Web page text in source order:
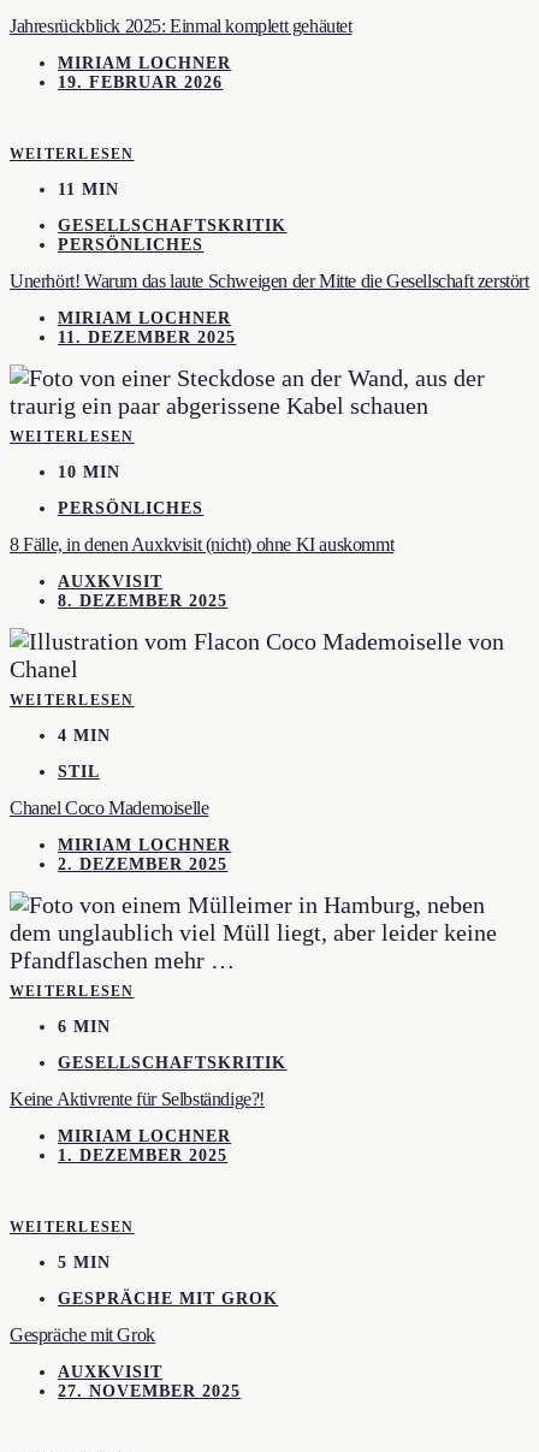
Jahresrückblick 2025: Einmal komplett gehäutet
MIRIAM LOCHNER
19. FEBRUAR 2026
WEITERLESEN
11 MIN
GESELLSCHAFTSKRITIK
PERSÖNLICHES
Unerhört! Warum das laute Schweigen der Mitte die Gesellschaft zerstört
MIRIAM LOCHNER
11. DEZEMBER 2025
WEITERLESEN
10 MIN
PERSÖNLICHES
8 Fälle, in denen Auxkvisit (nicht) ohne KI auskommt
AUXKVISIT
8. DEZEMBER 2025
WEITERLESEN
4 MIN
STIL
Chanel Coco Mademoiselle
MIRIAM LOCHNER
2. DEZEMBER 2025
WEITERLESEN
6 MIN
GESELLSCHAFTSKRITIK
Keine Aktivrente für Selbständige?!
MIRIAM LOCHNER
1. DEZEMBER 2025
WEITERLESEN
5 MIN
GESPRÄCHE MIT GROK
Gespräche mit Grok
AUXKVISIT
27. NOVEMBER 2025